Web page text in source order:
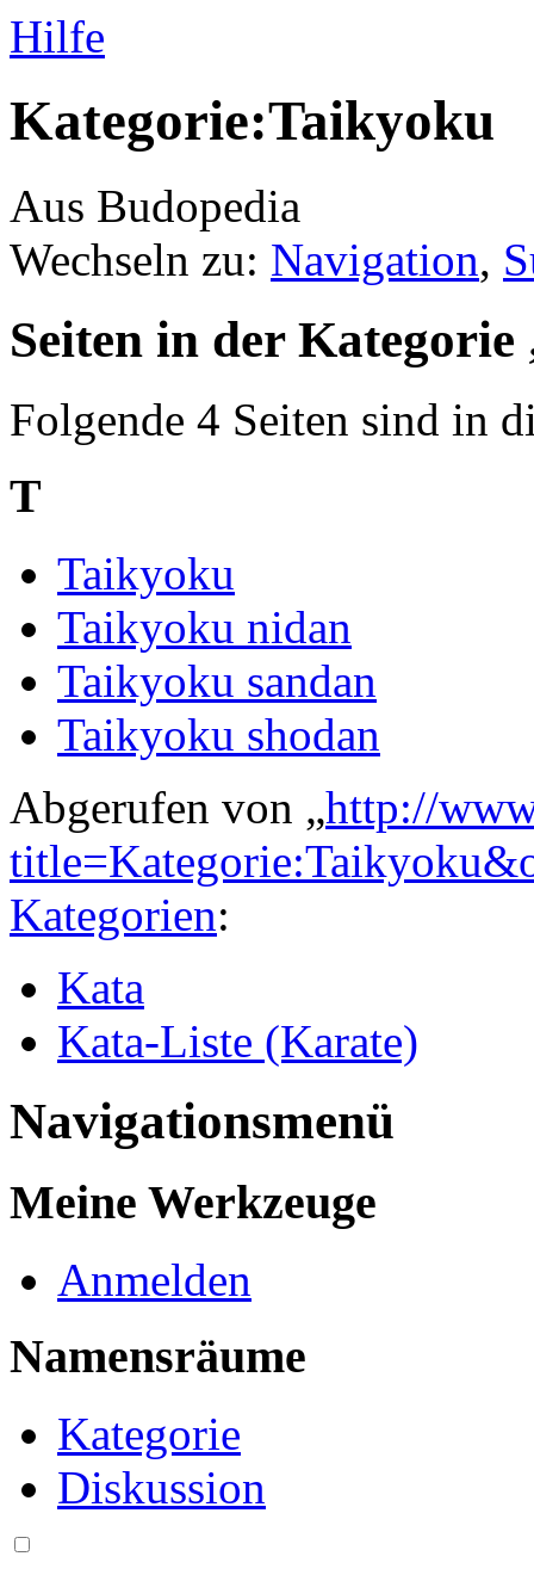
Hilfe
Kategorie:Taikyoku
Aus Budopedia
Wechseln zu: Navigation,
Seiten in der
Folgende 4 Seiten sind in
T
Taikyoku
Taikyoku nidan
Taikyoku sandan
Taikyoku shodan
Abgerufen von „http://
Kategorien:
Kata
Kata-Liste (Karate)
Navigationsmenü
Meine Werkzeuge
Anmelden
Namensräume
Kategorie
Diskussion